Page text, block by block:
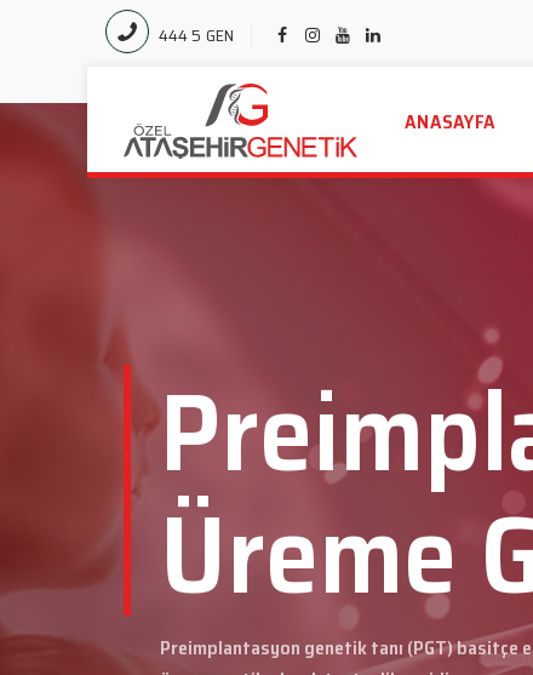
444 5 GEN
ANASAYFA
Preimplantasyon genetik tanı (PGT) basitçe
Üreme